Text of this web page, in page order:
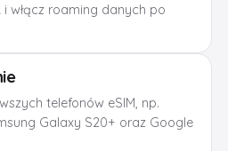
włącz roaming danych po
telefonów eSIM, np.
Galaxy S20+ oraz Google